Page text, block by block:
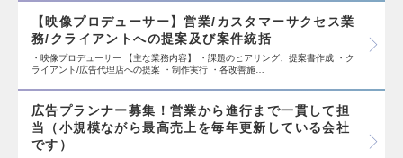
【映像プロデューサー】営業/カスタマーサクセス業
務/クライアントへの提案及び案件統括
・映像プロデューサー 【主な業務内容】 ・課題のヒアリング、提案書作成 ・ク
ライアント/広告代理店への提案 ・制作実行 ・各改善施…
広告プランナー募集！営業から進行まで一貫して担
当（小規模ながら最高売上を毎年更新している会社
です）